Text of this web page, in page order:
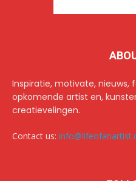
Inspiratie, motivate,
opkomende artist en,
creatievelingen.
Contact us: